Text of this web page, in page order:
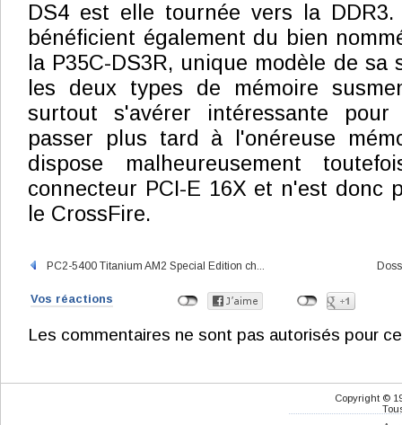
DS4 est elle tournée vers la DDR3.
bénéficient également du bien
la P35C-DS3R, unique modèle de
les deux types de mémoire
surtout s'avérer intéressante
passer plus tard à l'onéreuse
dispose malheureusement
connecteur PCI-E 16X et n'est donc
le CrossFire.
PC2-5400 Titanium AM2 Special Edition ch...
Vos réactions
Les commentaires ne sont pas autorisés pour
Copyright ©